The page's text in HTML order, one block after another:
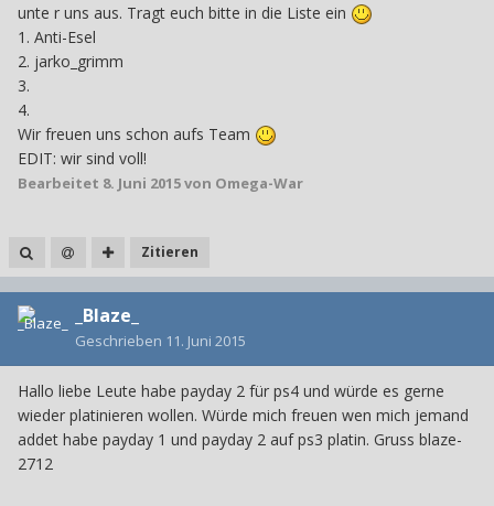
unte r uns aus. Tragt euch bitte in die Liste ein
1. Anti-Esel
2. jarko_grimm
3.
4.
Wir freuen uns schon aufs Team
EDIT: wir sind voll!
Bearbeitet 8. Juni 2015von Omega-War
Zitieren
_Blaze_
Geschrieben 11. Juni 2015
Hallo liebe Leute habe payday 2 für ps4 und würde es gerne
wieder platinieren wollen. Würde mich freuen wen mich jemand
addet habe payday 1 und payday 2 auf ps3 platin. Gruss blaze-
2712